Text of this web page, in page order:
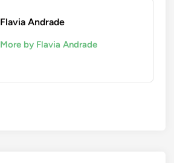
Flavia Andrade
More by Flavia Andrade